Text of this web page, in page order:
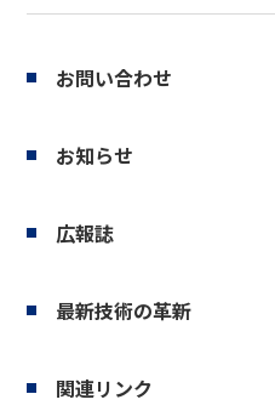
お問い合わせ
お知らせ
広報誌
最新技術の革新
関連リンク